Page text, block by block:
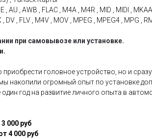
AU , AWB , FLAC , M4A , M4R , MID , MIDI ,
, FLV , M4V , MOV , MPEG , MPEG4 , MPG ,
при самовывозе или установке.
головное устройство, но и
накопили огромный опыт по установке
один год на развитие личного опыта в
000 руб
4 000 руб